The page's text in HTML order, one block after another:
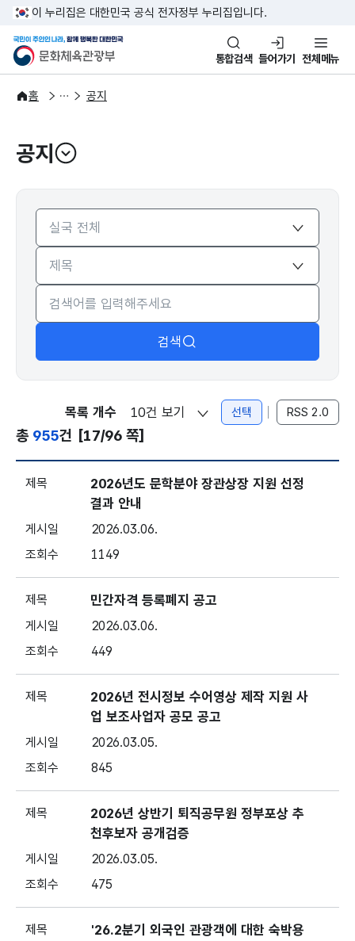
본문 바로가기
주메뉴 바로가기
이 누리집은 대한민국 공식 전자정부 누리집입니다.
문화체육관광부
국민이 주인인 나라, 함께 행복
통합검색 들어가기 전체메뉴
홈
알림·소식
알림 공지
공지
열기
검색
총 955건 [17/96 쪽]
목록 개수 선택 RSS 2.0
2026년도 문학분야 장관상장 지원 선정
결과 안내
2026.03.06.
1149
민간자격 등록폐지 공고
2026.03.06.
449
2026년 전시정보 수어영상 제작 지원 사
업 보조사업자 공모 공고
2026.03.05.
845
2026년 상반기 퇴직공무원 정부포상 추
천후보자 공개검증
2026.03.05.
475
'26.2분기 외국인 관광객에 대한 숙박용